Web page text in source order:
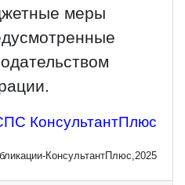
меры
КонсультантПлюс
КонсультантПлюс,2025